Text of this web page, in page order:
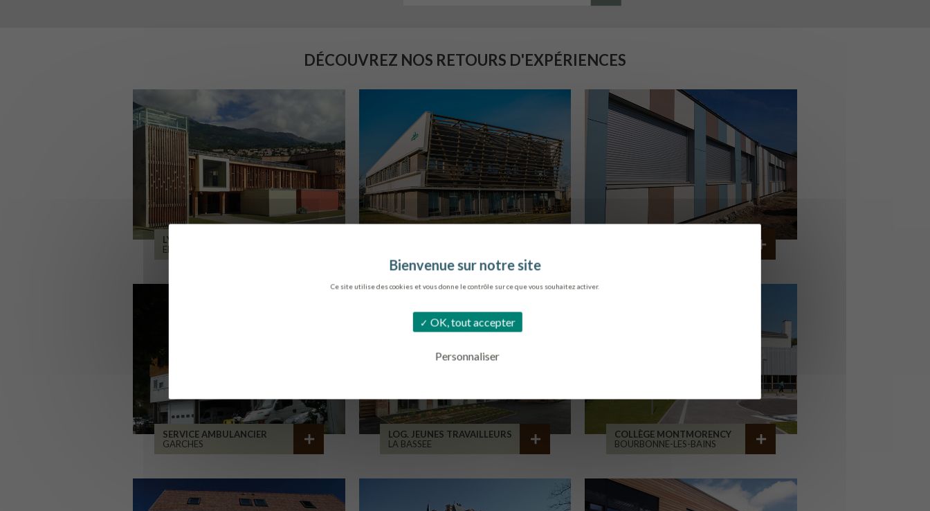
Ce site utilise des cookies et vous donne le contrôle sur ce que vous souhaitez activer.
OK, tout accepter
Personnaliser
DÉCOUVREZ NOS RETOURS D'EXPÉRIENCES
LYCÉE ALPES ET DURANCE
EMBRUN
SERVICE AMBULANCIER
GARCHES
LOG. JEUNES TRAVAILLEURS
LA BASSEE
COLLÈGE MONTMORENCY
BOURBONNE-LES-BAINS